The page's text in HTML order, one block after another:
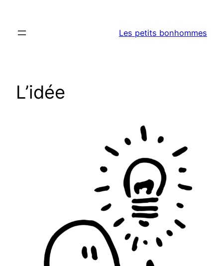
contenu
Les petits bonhommes
L’idée